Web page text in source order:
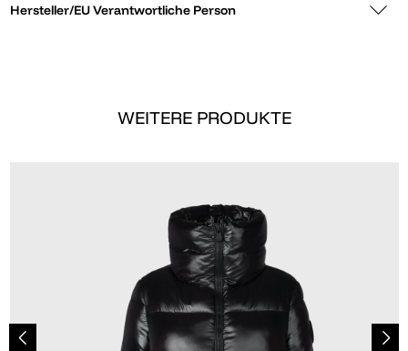
Hersteller/EU Verantwortliche Person
WEITERE PRODUKTE